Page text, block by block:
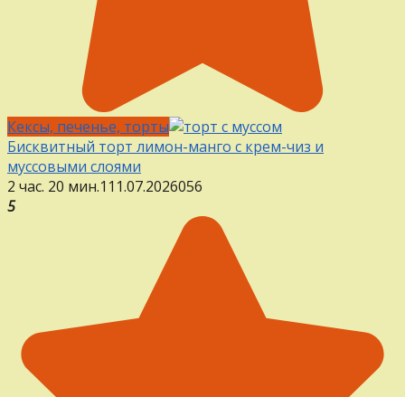
Кексы, печенье, торты
Бисквитный торт лимон-манго с крем-чиз и
муссовыми слоями
2 час. 20 мин.1 11.07.2026056
5